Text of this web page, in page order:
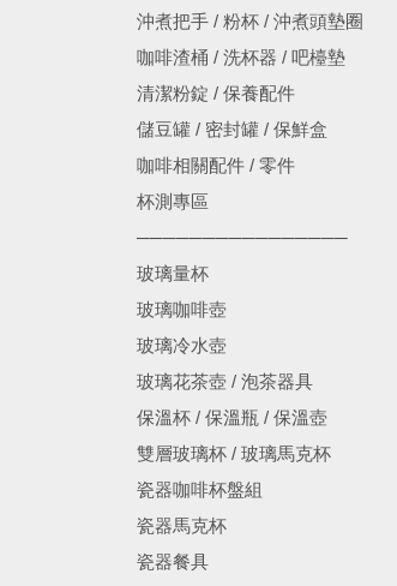
沖煮把手 / 粉杯 / 沖煮頭墊圈
咖啡渣桶 / 洗杯器 / 吧檯墊
清潔粉錠 / 保養配件
儲豆罐 / 密封罐 / 保鮮盒
咖啡相關配件 / 零件
杯測專區
────────────────
玻璃量杯
玻璃咖啡壺
玻璃冷水壺
玻璃花茶壺 / 泡茶器具
保溫杯 / 保溫瓶 / 保溫壺
雙層玻璃杯 / 玻璃馬克杯
瓷器咖啡杯盤組
瓷器馬克杯
瓷器餐具